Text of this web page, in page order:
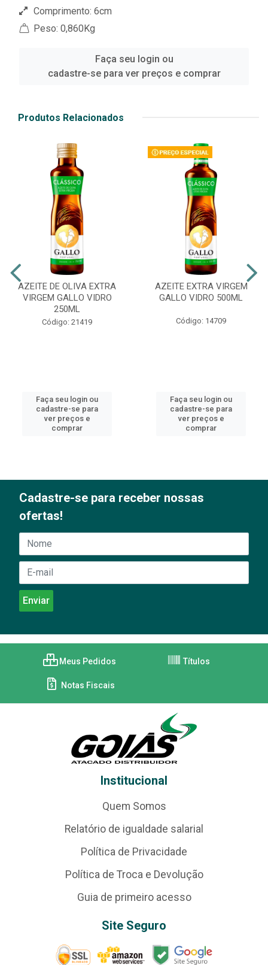
Comprimento: 6cm
Peso: 0,860Kg
Faça seu login ou
cadastre-se para ver preços e comprar
Produtos Relacionados
AZEITE DE OLIVA EXTRA
VIRGEM GALLO VIDRO
250ML
Código: 21419
Faça seu login ou
cadastre-se para
ver preços e
comprar
AZEITE EXTRA VIRGEM
GALLO VIDRO 500ML
Código: 14709
Faça seu login ou
cadastre-se para
ver preços e
comprar
Cadastre-se para receber nossas
ofertas!
Meus Pedidos Títulos
Notas Fiscais
Institucional
Quem Somos
Relatório de igualdade salarial
Política de Privacidade
Política de Troca e Devolução
Guia de primeiro acesso
Site Seguro